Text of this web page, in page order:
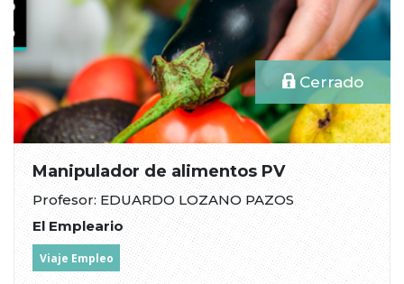
Cerrado
Manipulador de alimentos PV
Profesor: EDUARDO LOZANO PAZOS
El Empleario
Viaje Empleo